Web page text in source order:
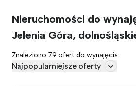
Nieruchomości do
Jelenia Góra,
Znaleziono 79 ofert do wynajęcia
Najpopularniejsze oferty